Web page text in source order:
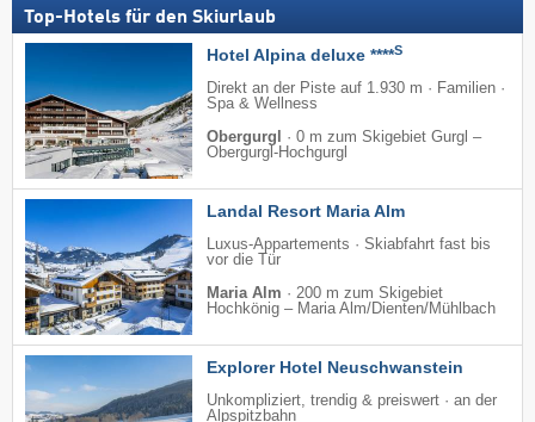
Top-Hotels für den Skiurlaub
Hotel Alpina deluxe ****S
Direkt an der Piste auf 1.930 m · Familien ·
Spa & Wellness
Obergurgl
· 0 m zum Skigebiet Gurgl –
Obergurgl-Hochgurgl
Landal Resort Maria Alm
Luxus-Appartements · Skiabfahrt fast bis
vor die Tür
Maria Alm · 200 m zum Skigebiet
Hochkönig – Maria Alm/​Dienten/​Mühlbach
Explorer Hotel Neuschwanstein
Unkompliziert, trendig & preiswert · an der
Alpspitzbahn